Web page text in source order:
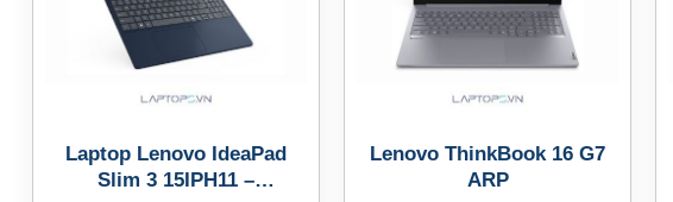
Laptop Lenovo IdeaPad
Slim 3 15IPH11 –
Lenovo ThinkBook 16 G7
ARP